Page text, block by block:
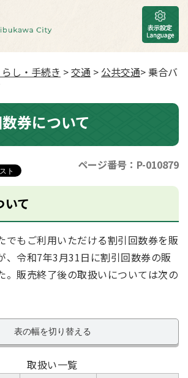
らし・手続き >交通 > 公共交通> 乗合バ
券について
ページ番号：P-010879
いて
でもご利用いただける割引回数券を販
、令和7年3月31日に割引回数券の販
。販売終了後の取扱いについては次の
表の幅を切り替える
取扱い一覧